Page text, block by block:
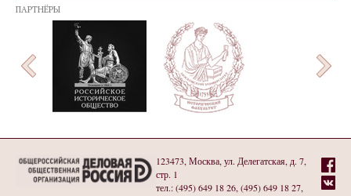
ПАРТНЁРЫ
123473, Москва, ул. Делегатская, д. 7,
стр. 1
тел.: (495) 649 18 26, (495) 649 18 27,